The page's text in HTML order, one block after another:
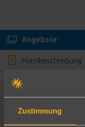
Zustimmung
Angebote
Hotelbeschreibung
Bewertungen